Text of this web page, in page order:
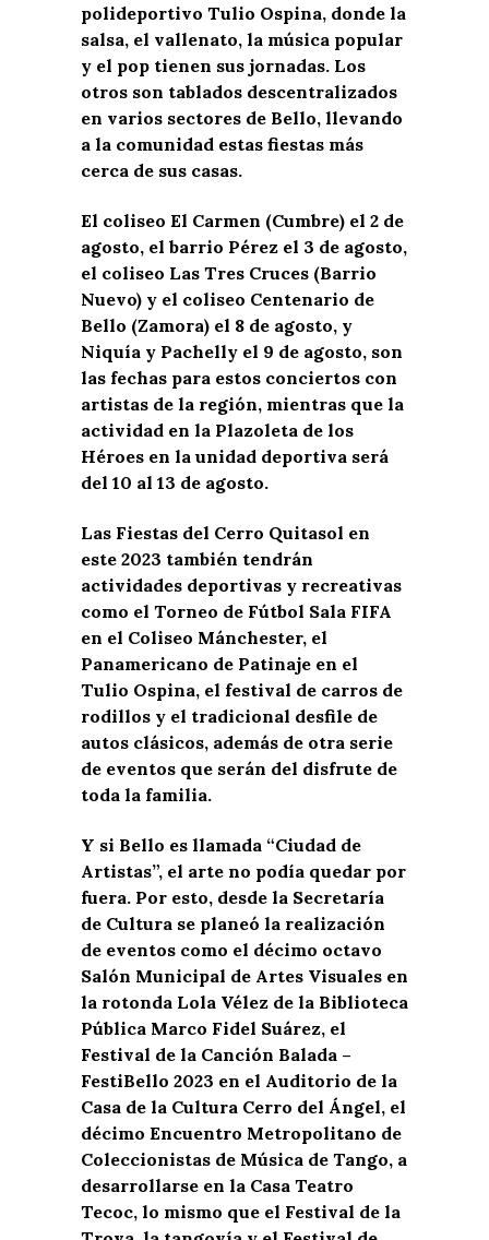
polideportivo Tulio Ospina, donde la
salsa, el vallenato, la música popular
y el pop tienen sus jornadas. Los
otros son tablados descentralizados
en varios sectores de Bello, llevando
a la comunidad estas fiestas más
cerca de sus casas.
El coliseo El Carmen (Cumbre) el 2 de
agosto, el barrio Pérez el 3 de agosto,
el coliseo Las Tres Cruces (Barrio
Nuevo) y el coliseo Centenario de
Bello (Zamora) el 8 de agosto, y
Niquía y Pachelly el 9 de agosto, son
las fechas para estos conciertos con
artistas de la región, mientras que la
actividad en la Plazoleta de los
Héroes en la unidad deportiva será
del 10 al 13 de agosto.
Las Fiestas del Cerro Quitasol en
este 2023 también tendrán
actividades deportivas y recreativas
como el Torneo de Fútbol Sala FIFA
en el Coliseo Mánchester, el
Panamericano de Patinaje en el
Tulio Ospina, el festival de carros de
rodillos y el tradicional desfile de
autos clásicos, además de otra serie
de eventos que serán del disfrute de
toda la familia.
Y si Bello es llamada “Ciudad de
Artistas”, el arte no podía quedar por
fuera. Por esto, desde la Secretaría
de Cultura se planeó la realización
de eventos como el décimo octavo
Salón Municipal de Artes Visuales en
la rotonda Lola Vélez de la Biblioteca
Pública Marco Fidel Suárez, el
Festival de la Canción Balada –
FestiBello 2023 en el Auditorio de la
Casa de la Cultura Cerro del Ángel, el
décimo Encuentro Metropolitano de
Coleccionistas de Música de Tango, a
desarrollarse en la Casa Teatro
Tecoc, lo mismo que el Festival de la